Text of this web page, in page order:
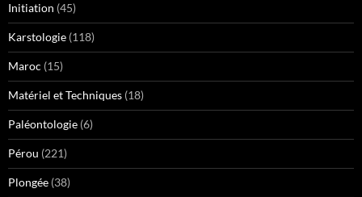
Initiation (45)
Karstologie (118)
Maroc (15)
Matériel et Techniques (18)
Paléontologie (6)
Pérou (221)
Plongée (38)